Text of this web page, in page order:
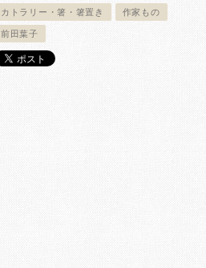
カトラリー・箸・箸置き 作家もの
前田葉子